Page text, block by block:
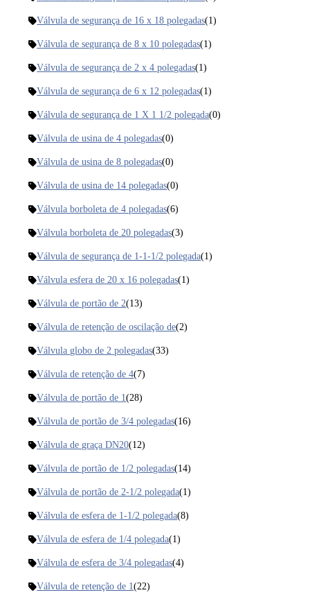
Válvula de segurança de 16 x 18 polegadas(1)
Válvula de segurança de 8 x 10 polegadas(1)
Válvula de segurança de 2 x 4 polegadas(1)
Válvula de segurança de 6 x 12 polegadas(1)
Válvula de segurança de 1 X 1 1/2 polegada(0)
Válvula de usina de 4 polegadas(0)
Válvula de usina de 8 polegadas(0)
Válvula de usina de 14 polegadas(0)
Válvula borboleta de 4 polegadas(6)
Válvula borboleta de 20 polegadas(3)
Válvula de segurança de 1-1-1/2 polegada(1)
Válvula esfera de 20 x 16 polegadas(1)
Válvula de portão de 2(13)
Válvula de retenção de oscilação de(2)
Válvula globo de 2 polegadas(33)
Válvula de retenção de 4(7)
Válvula de portão de 1(28)
Válvula de portão de 3/4 polegadas(16)
Válvula de graça DN20(12)
Válvula de portão de 1/2 polegadas(14)
Válvula de portão de 2-1/2 polegada(1)
Válvula de esfera de 1-1/2 polegada(8)
Válvula de esfera de 1/4 polegada(1)
Válvula de esfera de 3/4 polegadas(4)
Válvula de retenção de 1(22)